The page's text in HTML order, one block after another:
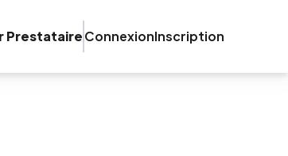
PrestataireConnexionInscription